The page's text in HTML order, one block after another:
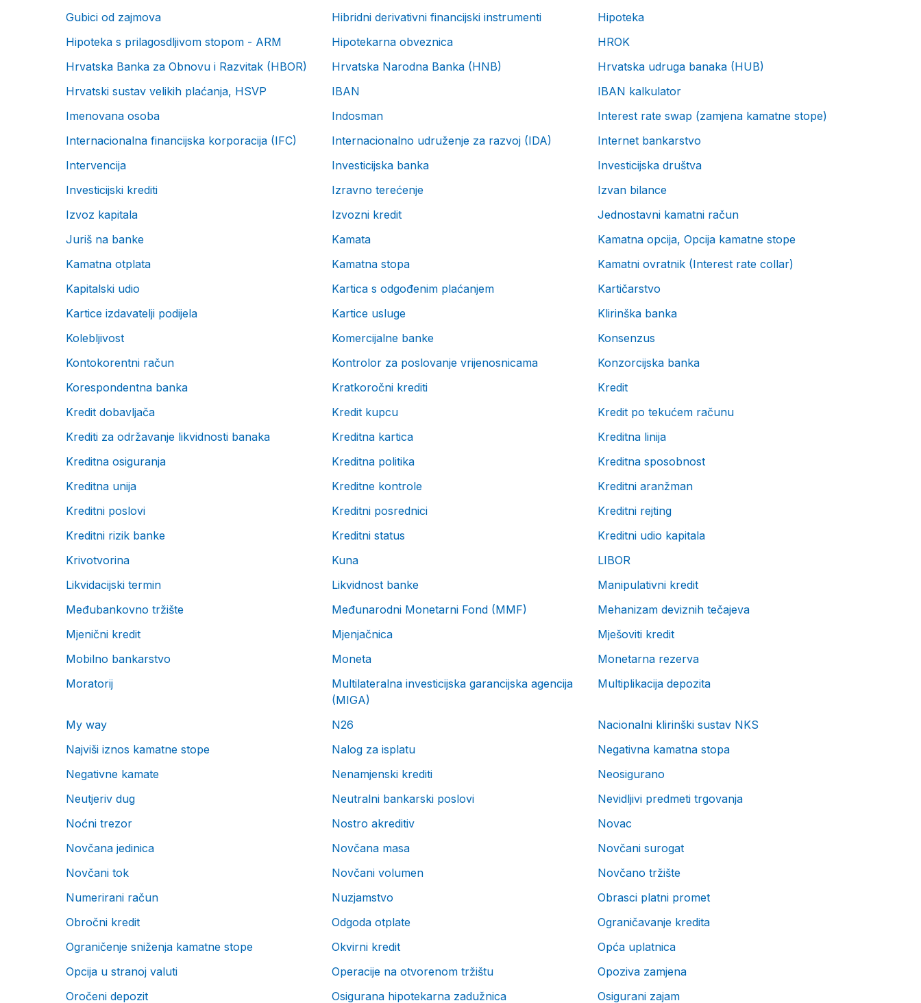
Gubici od zajmova
Hibridni derivativni financijski instrumenti
Hipoteka
Hipoteka s prilagosdljivom stopom - ARM
Hipotekarna obveznica
HROK
Hrvatska Banka za Obnovu i Razvitak (HBOR)
Hrvatska Narodna Banka (HNB)
Hrvatska udruga banaka (HUB)
Hrvatski sustav velikih plaćanja, HSVP
IBAN
IBAN kalkulator
Imenovana osoba
Indosman
Interest rate swap (zamjena kamatne stope)
Internacionalna financijska korporacija (IFC)
Internacionalno udruženje za razvoj (IDA)
Internet bankarstvo
Intervencija
Investicijska banka
Investicijska društva
Investicijski krediti
Izravno terećenje
Izvan bilance
Izvoz kapitala
Izvozni kredit
Jednostavni kamatni račun
Juriš na banke
Kamata
Kamatna opcija, Opcija kamatne stope
Kamatna otplata
Kamatna stopa
Kamatni ovratnik (Interest rate collar)
Kapitalski udio
Kartica s odgođenim plaćanjem
Kartičarstvo
Kartice izdavatelji podijela
Kartice usluge
Klirinška banka
Kolebljivost
Komercijalne banke
Konsenzus
Kontokorentni račun
Kontrolor za poslovanje vrijenosnicama
Konzorcijska banka
Korespondentna banka
Kratkoročni krediti
Kredit
Kredit dobavljača
Kredit kupcu
Kredit po tekućem računu
Krediti za održavanje likvidnosti banaka
Kreditna kartica
Kreditna linija
Kreditna osiguranja
Kreditna politika
Kreditna sposobnost
Kreditna unija
Kreditne kontrole
Kreditni aranžman
Kreditni poslovi
Kreditni posrednici
Kreditni rejting
Kreditni rizik banke
Kreditni status
Kreditni udio kapitala
Krivotvorina
Kuna
LIBOR
Likvidacijski termin
Likvidnost banke
Manipulativni kredit
Međubankovno tržište
Međunarodni Monetarni Fond (MMF)
Mehanizam deviznih tečajeva
Mjenični kredit
Mjenjačnica
Mješoviti kredit
Mobilno bankarstvo
Moneta
Monetarna rezerva
Moratorij
Multilateralna investicijska garancijska agencija
(MIGA)
Multiplikacija depozita
My way N26
Nacionalni klirinški sustav NKS
Najviši iznos kamatne stope
Nalog za isplatu
Negativna kamatna stopa
Negativne kamate
Nenamjenski krediti
Neosigurano
Neutjeriv dug
Neutralni bankarski poslovi
Nevidljivi predmeti trgovanja
Noćni trezor
Nostro akreditiv
Novac
Novčana jedinica
Novčana masa
Novčani surogat
Novčani tok
Novčani volumen
Novčano tržište
Numerirani račun
Nuzjamstvo
Obrasci platni promet
Obročni kredit
Odgoda otplate
Ograničavanje kredita
Ograničenje sniženja kamatne stope
Okvirni kredit
Opća uplatnica
Opcija u stranoj valuti
Operacije na otvorenom tržištu
Opoziva zamjena
Oročeni depozit
Osigurana hipotekarna zadužnica Osigurani zajam